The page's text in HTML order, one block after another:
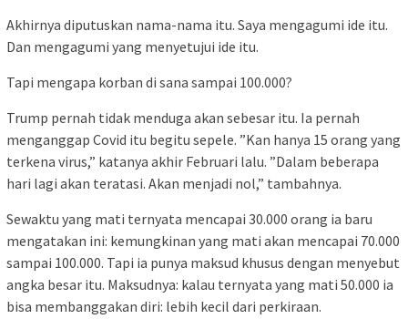
Akhirnya diputuskan nama-nama itu. Saya mengagumi ide itu.
Dan mengagumi yang menyetujui ide itu.
Tapi mengapa korban di sana sampai 100.000?
Trump pernah tidak menduga akan sebesar itu. Ia pernah
menganggap Covid itu begitu sepele. ”Kan hanya 15 orang yang
terkena virus,” katanya akhir Februari lalu. ”Dalam beberapa
hari lagi akan teratasi. Akan menjadi nol,” tambahnya.
Sewaktu yang mati ternyata mencapai 30.000 orang ia baru
mengatakan ini: kemungkinan yang mati akan mencapai 70.000
sampai 100.000. Tapi ia punya maksud khusus dengan menyebut
angka besar itu. Maksudnya: kalau ternyata yang mati 50.000 ia
bisa membanggakan diri: lebih kecil dari perkiraan.